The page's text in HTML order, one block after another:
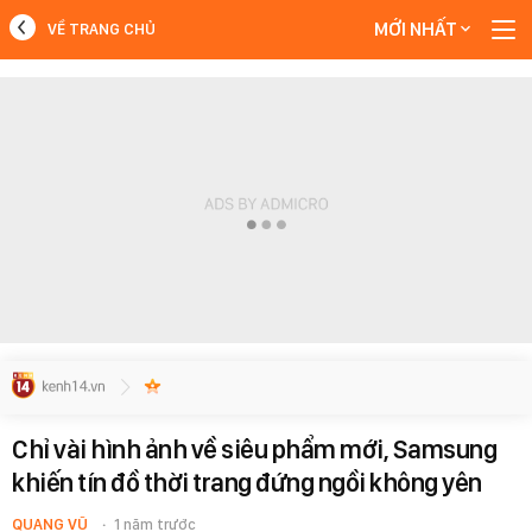
VỀ TRANG CHỦ MỚI NHẤT
Chỉ vài hình ảnh về siêu phẩm mới, Samsung
khiến tín đồ thời trang đứng ngồi không yên
QUANG VŨ 1 năm trước